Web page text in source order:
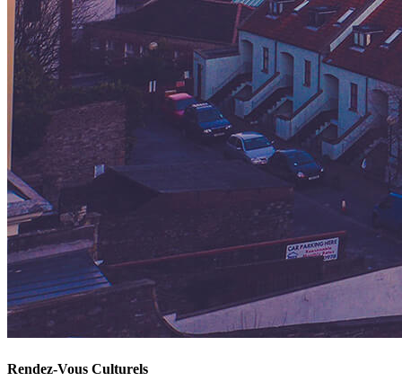
Rendez-Vous Culturels